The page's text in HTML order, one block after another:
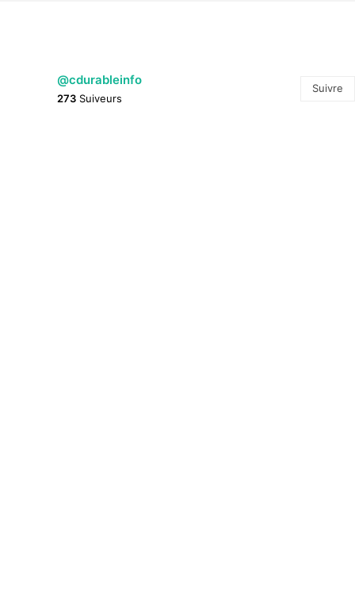
@cdurableinfo
273 Suiveurs
Suivre